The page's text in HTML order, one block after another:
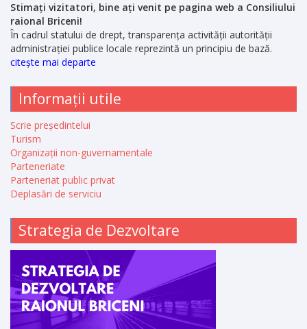
Stimați vizitatori, bine ați venit pe pagina web a Consiliului
raional Briceni!
În cadrul statului de drept, transparența activității autorității
administrației publice locale reprezintă un principiu de bază.
citește mai departe
Informații utile
Scrie președintelui
Turism
Organizații non-guvernamentale
Parteneriate
Parteneriat public privat
Deplasări de serviciu
Strategia de Dezvoltare